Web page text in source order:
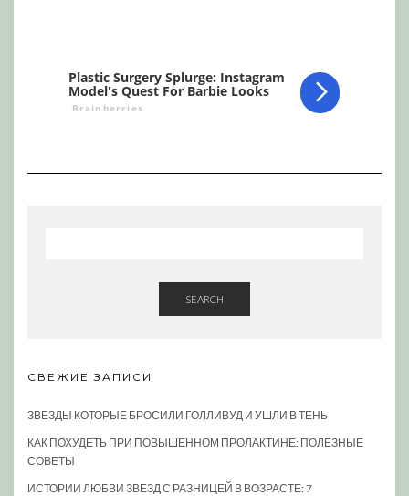
SEARCH
СВЕЖИЕ ЗАПИСИ
ЗВЕЗДЫ КОТОРЫЕ БРОСИЛИ ГОЛЛИВУД И УШЛИ В ТЕНЬ
КАК ПОХУДЕТЬ ПРИ ПОВЫШЕННОМ ПРОЛАКТИНЕ: ПОЛЕЗНЫЕ
СОВЕТЫ
ИСТОРИИ ЛЮБВИ ЗВЕЗД С РАЗНИЦЕЙ В ВОЗРАСТЕ: 7